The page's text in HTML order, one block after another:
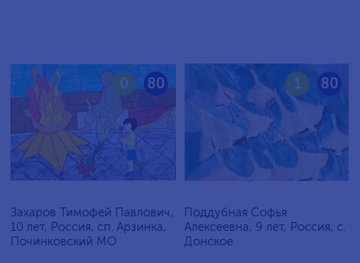
80
0
Захаров Тимофей Павлович,
10 лет, Россия, сп. Арзинка,
Починковский МО
80
1
Поддубная Софья
Алексеевна, 9 лет, Россия, c.
Донское